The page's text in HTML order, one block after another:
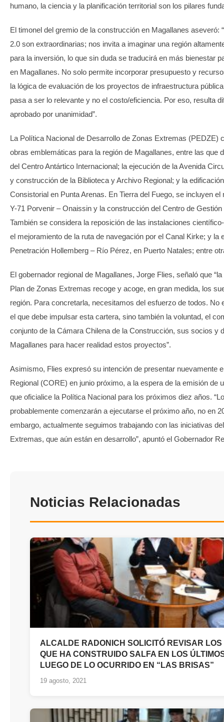
humano, la ciencia y la planificación territorial son los pilares
El timonel del gremio de la construcción en Magallanes aseveró:
2.0 son extraordinarias; nos invita a imaginar una región
para la inversión, lo que sin duda se traducirá en más bienestar
en Magallanes. No solo permite incorporar presupuesto y
la lógica de evaluación de los proyectos de infraestructura
pasa a ser lo relevante y no el costo/eficiencia. Por eso, resulta
aprobado por unanimidad”.
La Política Nacional de Desarrollo de Zonas Extremas (PEDZE)
obras emblemáticas para la región de Magallanes, entre las que
del Centro Antártico Internacional; la ejecución de la Avenida
y construcción de la Biblioteca y Archivo Regional; y la
Consistorial en Punta Arenas. En Tierra del Fuego, se incluyen el
Y-71 Porvenir – Onaissin y la construcción del Centro de
También se considera la reposición de las instalaciones
el mejoramiento de la ruta de navegación por el Canal Kirke; y la
Penetración Hollemberg – Río Pérez, en Puerto Natales; entre
El gobernador regional de Magallanes, Jorge Flies, señaló que
Plan de Zonas Extremas recoge y acoge, en gran medida, los
región. Para concretarla, necesitamos del esfuerzo de todos. No
el que debe impulsar esta cartera, sino también la voluntad, el
conjunto de la Cámara Chilena de la Construcción, sus socios y
Magallanes para hacer realidad estos proyectos”.
Asimismo, Flies expresó su intención de presentar nuevamente
Regional (CORE) en junio próximo, a la espera de la emisión de
que oficialice la Política Nacional para los próximos diez años.
probablemente comenzarán a ejecutarse el próximo año, no en
embargo, actualmente seguimos trabajando con las iniciativas
Extremas, que aún están en desarrollo”, apuntó el Gobernador
Noticias Relacionadas
ALCALDE RADONICH SOLICITÓ REVISAR LOS
QUE HA CONSTRUIDO SALFA EN LOS
LUEGO DE LO OCURRIDO EN “LAS BRISAS”
19 agosto, 2021